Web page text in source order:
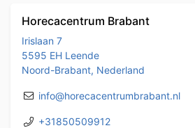
Horecacentrum Brabant
Irislaan 7
5595 EH Leende
Noord-Brabant, Nederland
info@horecacentrumbrabant.nl
+31850509912